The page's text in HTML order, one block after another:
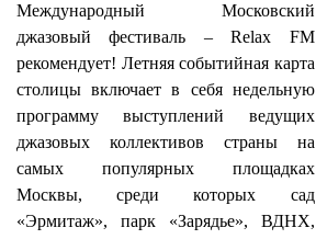
Международный Московский
джазовый фестиваль – Relax FM
рекомендует! Летняя событийная карта
столицы включает в себя недельную
программу выступлений ведущих
джазовых коллективов страны на
самых популярных площадках
Москвы, среди которых сад
«Эрмитаж», парк «Зарядье», ВДНХ,